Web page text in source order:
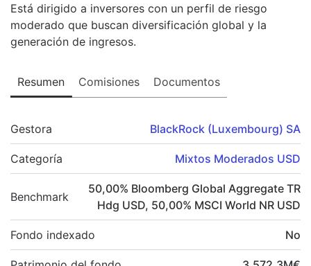
Está dirigido a inversores con un perfil de riesgo
moderado que buscan diversificación global y la
generación de ingresos.
Resumen Comisiones Documentos
Gestora BlackRock (Luxembourg) SA
Categoría Mixtos Moderados USD
Benchmark
50,00% Bloomberg Global Aggregate TR
Hdg USD, 50,00% MSCI World NR USD
Fondo indexado No